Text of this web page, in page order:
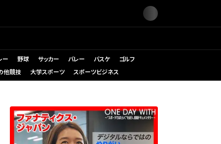
ー 野球 サッカー バレー バスケ
ゴルフ
他競技 大学スポーツ スポーツビジネス